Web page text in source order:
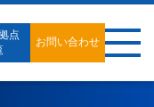
点
お問い合わせ